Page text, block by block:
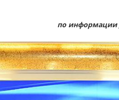
по информации